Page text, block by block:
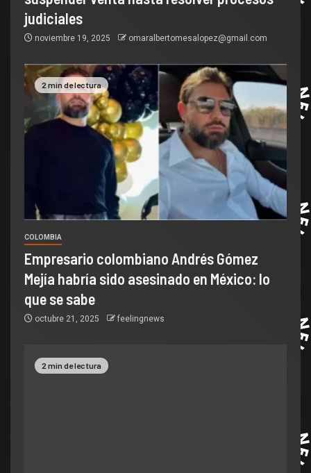
judiciales
noviembre 19, 2025 omaralbertomesalopez@gmail.com
2 min de lectura
COLOMBIA
Empresario colombiano Andrés Gómez
Mejía habría sido asesinado en México: lo
que se sabe
octubre 21, 2025 feelingnews
2 min de lectura